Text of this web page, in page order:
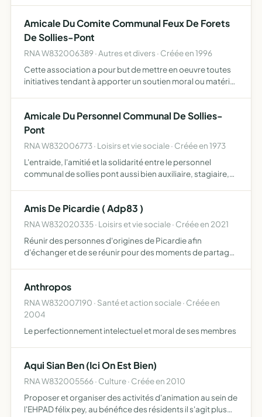
Amicale Du Comite Communal Feux De Forets
De Sollies-Pont
RNA W832006389 · Autres et divers · Créée en 1996
Cette association a pour but de mettre en oeuvre toutes
initiatives tendant à apporter un soutien moral ou matériel
Amicale Du Personnel Communal De Sollies-
Pont
RNA W832006773 · Loisirs et vie sociale · Créée en 1973
L'entraide, l'amitié et la solidarité entre le personnel
communal de sollies pont aussi bien auxiliaire, stagiaire,
Amis De Picardie ( Adp83 )
RNA W832020335 · Loisirs et vie sociale · Créée en 2021
Réunir des personnes d'origines de Picardie afin
d'échanger et de se réunir pour des moments de partages
Anthropos
RNA W832007190 · Santé et action sociale · Créée en
2004
Le perfectionnement intelectuel et moral de ses membres
Aqui Sian Ben (Ici On Est Bien)
RNA W832005566 · Culture · Créée en 2010
Proposer et organiser des activités d'animation au sein de
l'EHPAD félix pey, au bénéfice des résidents il s'agit plus